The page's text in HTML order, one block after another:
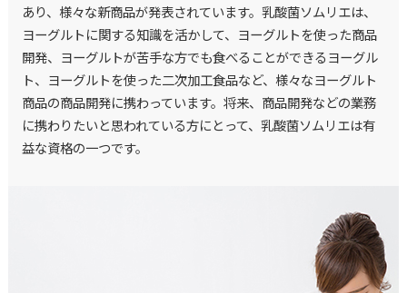
あり、様々な新商品が発表されています。乳酸菌ソムリエは、
ヨーグルトに関する知識を活かして、ヨーグルトを使った商品
開発、ヨーグルトが苦手な方でも食べることができるヨーグル
ト、ヨーグルトを使った二次加工食品など、様々なヨーグルト
商品の商品開発に携わっています。将来、商品開発などの業務
に携わりたいと思われている方にとって、乳酸菌ソムリエは有
益な資格の一つです。